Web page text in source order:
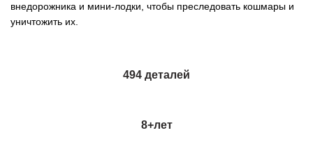
внедорожника и мини-лодки, чтобы преследовать кошмары и
уничтожить их.
494 деталей
8+лет